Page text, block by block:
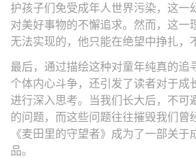
护孩子们免受成年人世界污染，这一
对美好事物的不懈追求。然而，这一
无法实现的，他只能在绝望中挣扎，
最后，通过描绘这种对童年纯真的追
个体内心斗争，还引发了读者对于成
进行深入思考。当我们长大后，不可
的问题，而这些问题往往摧毁我们曾
《麦田里的守望者》成为了一部关
品。